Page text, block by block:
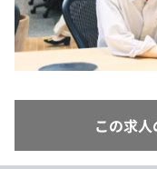
法人向けプラン
学校向けプラン
この求